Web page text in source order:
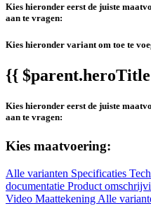
Kies hieronder eerst de juiste
aan te vragen:
Kies hieronder variant om toe te
{{
Kies hieronder eerst de juiste
aan te vragen:
Kies maatvoering:
Alle varianten Specificaties
documentatie Product
Video Maattekening Alle